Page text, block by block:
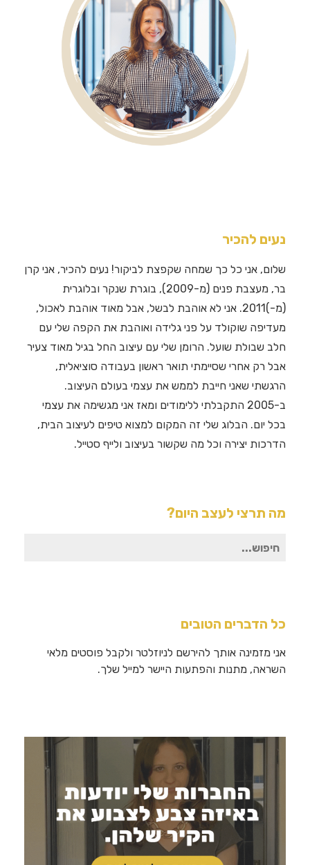
נעים להכיר
שלום, אני כל כך שמחה שקפצת לביקור! נעים להכיר, אני קרן
בר, מעצבת פנים (מ-2009), בוגרת שנקר ובלוגרית
(מ-)2011. אני לא אוהבת לבשל, אבל מאוד אוהבת לאכול,
מעדיפה שוקולד על פני גלידה ואוהבת את הקפה שלי עם
חלב שבולת שועל. הרומן שלי עם עיצוב החל בגיל מאוד צעיר
אבל רק אחרי שסיימתי תואר ראשון בעבודה סוציאלית,
הרגשתי שאני חייבת לממש את עצמי בעולם העיצוב.
ב-2005 התקבלתי ללימודים ומאז אני מגשימה את עצמי
בכל יום. הבלוג שלי זה המקום למצוא טיפים לעיצוב הבית,
הדרכות יצירה וכל מה שקשור בעיצוב ולייף סטייל.
מה תרצי לעצב היום?
חיפוש
כל הדברים הטובים
אני מזמינה אותך להירשם לניוזלטר ולקבל פוסטים מלאי
השראה, מתנות והפתעות היישר למייל שלך.